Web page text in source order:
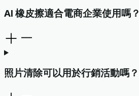
AI 橡皮擦適合電商企業使用嗎？
照片清除可以用於行銷活動嗎？